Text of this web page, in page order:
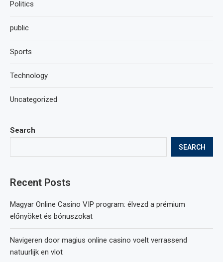
Search
SEARCH
Recent Posts
Magyar Online Casino VIP program: élvezd a prémium
előnyöket és bónuszokat
Navigeren door magius online casino voelt verrassend
natuurlijk en vlot
Politics
public
Sports
Technology
Uncategorized